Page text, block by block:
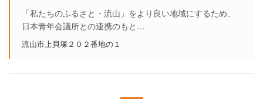
「私たちのふるさと・流山」をより良い地域にするため、
日本青年会議所との連携のもと…
流山市上貝塚２０２番地の１